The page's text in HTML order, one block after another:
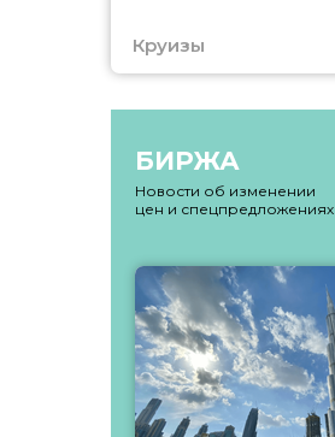
Круизы
БИРЖА
Новости об изменении
цен и спецпредложениях